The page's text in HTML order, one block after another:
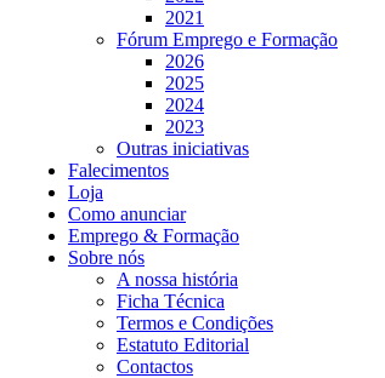
2021
Fórum Emprego e Formação
2026
2025
2024
2023
Outras iniciativas
Falecimentos
Loja
Como anunciar
Emprego & Formação
Sobre nós
A nossa história
Ficha Técnica
Termos e Condições
Estatuto Editorial
Contactos